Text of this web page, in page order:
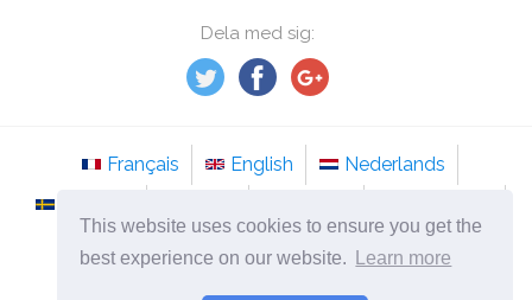
This website uses cookies to ensure you get the
best experience on our website.
Learn more
Dela med sig:
Français English
Nederlands
Românesc